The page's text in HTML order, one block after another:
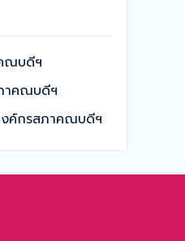
ณบดีฯ
าคณบดีฯ
งค์กรสภาคณบดีฯ